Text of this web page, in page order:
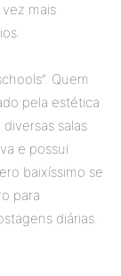
mais
Quem
pela estética
salas
e possui
baixíssimo se
para
diárias.